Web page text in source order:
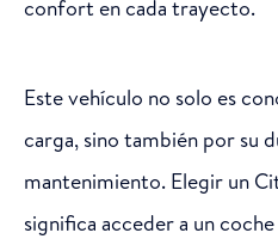
confort en cada trayecto.
Este vehículo no solo es
carga, sino también por su
mantenimiento. Elegir un
significa acceder a un